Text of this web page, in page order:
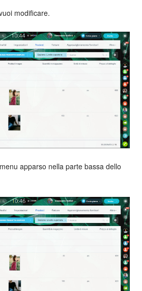
modificare.
apparso nella parte bassa dello